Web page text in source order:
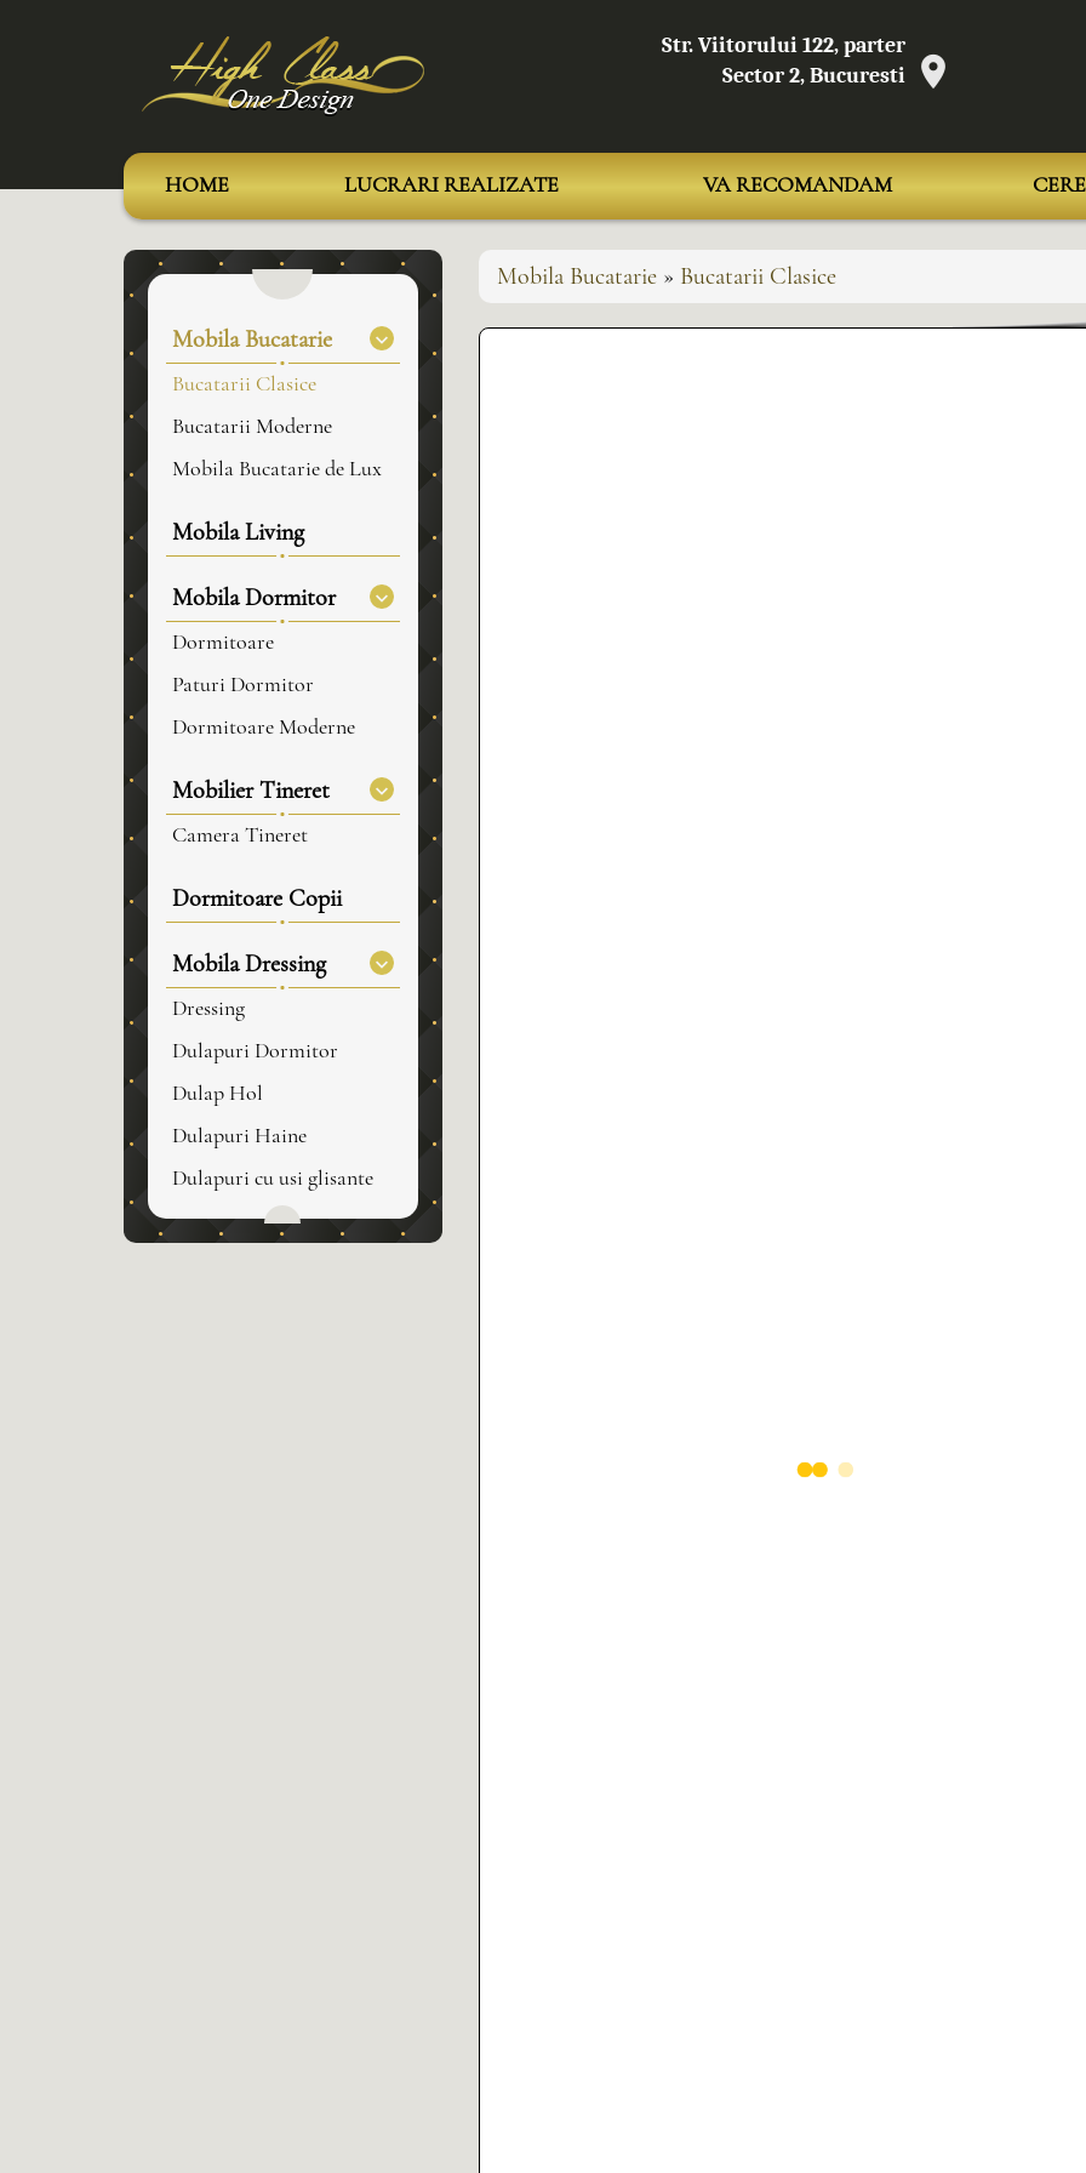
Str. Viitorului 122, parter
Sector 2, Bucuresti
HOME LUCRARI REALIZATE VA RECOMANDAM
Mobila Bucatarie
Bucatarii Clasice
Bucatarii Moderne
Mobila Bucatarie de Lux
Mobila Living
Mobila Dormitor
Dormitoare
Paturi Dormitor
Dormitoare Moderne
Mobilier Tineret
Camera Tineret
Dormitoare Copii
Mobila Dressing
Dressing
Dulapuri Dormitor
Dulap Hol
Dulapuri Haine
Dulapuri cu usi glisante
Mobila Bucatarie» Bucatarii Clasice